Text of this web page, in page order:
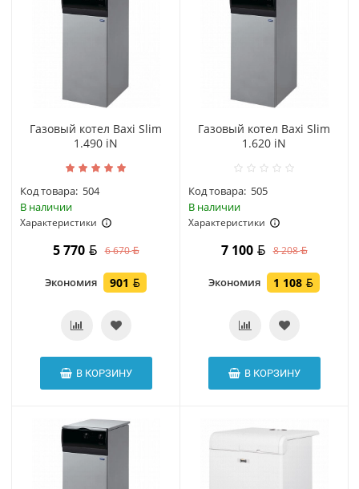
Газовый котел Baxi Slim
1.490 iN
Код товара: 504
В наличии
Характеристики
5 770 6 670
Экономия 901
В КОРЗИНУ
Газовый котел Baxi Slim
1.620 iN
Код товара: 505
В наличии
Характеристики
7 100 8 208
Экономия 1 108
В КОРЗИНУ